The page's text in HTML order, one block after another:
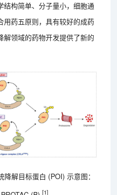
结构简单、分子量小，细胞通
用药五原则，具有较好的成药
解领域的药物开发提供了新的
解目标蛋白 (POI) 示意图：
[1]